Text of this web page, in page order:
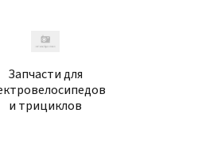
Запчасти для
и трициклов